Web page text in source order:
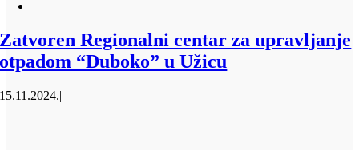
Zatvoren Regionalni centar za upravljanje
otpadom “Duboko” u Užicu
15.11.2024.|